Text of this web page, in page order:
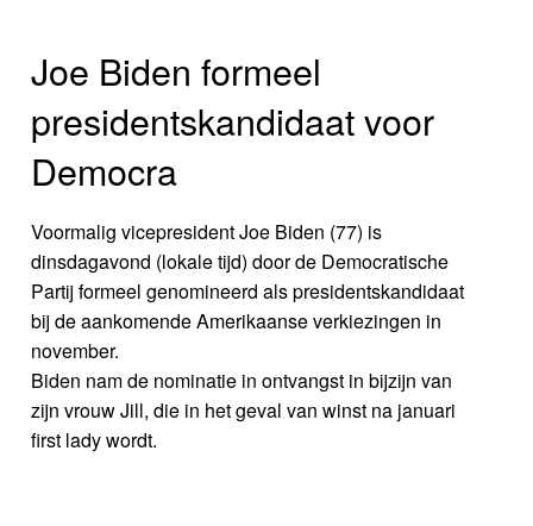
Joe Biden formeel
presidentskandidaat voor
Democra
Voormalig vicepresident Joe Biden (77) is
dinsdagavond (lokale tijd) door de Democratische
Partij formeel genomineerd als presidentskandidaat
bij de aankomende Amerikaanse verkiezingen in
november.
Biden nam de nominatie in ontvangst in bijzijn van
zijn vrouw Jill, die in het geval van winst na januari
first lady wordt.